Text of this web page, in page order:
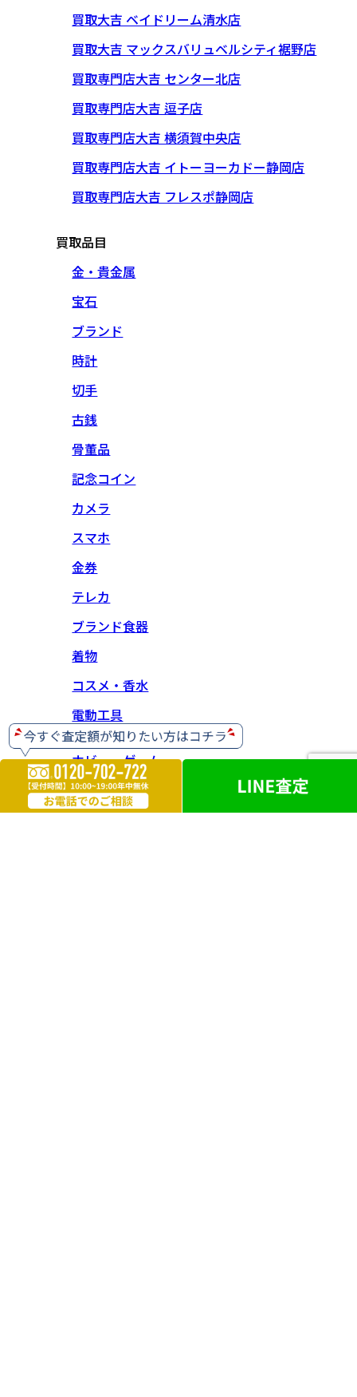
買取大吉 ベイドリーム清水店
買取大吉 マックスバリュベルシティ裾野店
買取専門店大吉 センター北店
買取専門店大吉 逗子店
買取専門店大吉 横須賀中央店
買取専門店大吉 イトーヨーカドー静岡店
買取専門店大吉 フレスポ静岡店
買取品目
金・貴金属
宝石
ブランド
時計
切手
古銭
骨董品
記念コイン
カメラ
スマホ
金券
テレカ
ブランド食器
着物
コスメ・香水
電動工具
ホビー・ゲーム
楽器
お酒